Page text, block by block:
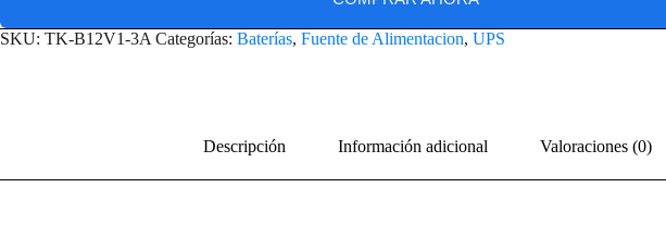
SKU: TK-B12V1-3A Categorías: Baterías, Fuente de Alimentacion, UPS
Descripción Información adicional Valoraciones (0)